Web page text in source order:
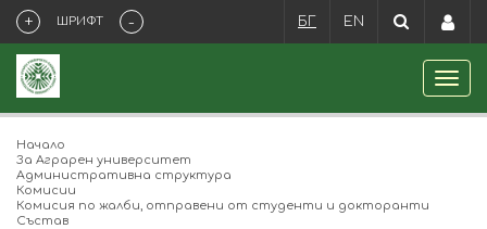
+ ШРИФТ - БГ EN
Начало
За Аграрен университет
Административна структура
Комисии
Комисия по жалби, отправени от студенти и докторанти
Състав